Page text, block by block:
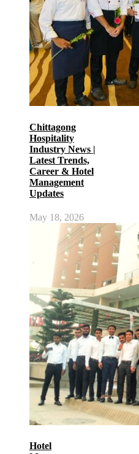
Chittagong
Hospitality
Industry News |
Latest Trends,
Career & Hotel
Management
Updates
May 18, 2026
Hotel